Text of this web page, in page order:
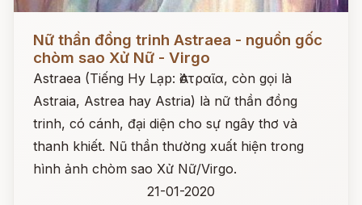
Nữ thần đồng trinh Astraea - nguồn gốc
chòm sao Xử Nữ - Virgo
Astraea (Tiếng Hy Lạp: Ἀστραῖα, còn gọi là
Astraia, Astrea hay Astria) là nữ thần đồng
trinh, có cánh, đại diện cho sự ngây thơ và
thanh khiết. Nũ thần thường xuất hiện trong
hình ảnh chòm sao Xử Nữ/Virgo.
21-01-2020